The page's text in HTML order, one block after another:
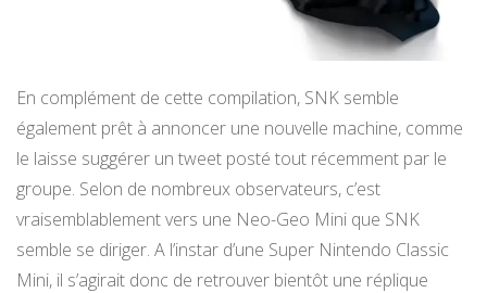
En complément de cette compilation, SNK semble
également prêt à annoncer une nouvelle machine, comme
le laisse suggérer un tweet posté tout récemment par le
groupe. Selon de nombreux observateurs, c’est
vraisemblablement vers une Neo-Geo Mini que SNK
semble se diriger. A l’instar d’une Super Nintendo Classic
Mini, il s’agirait donc de retrouver bientôt une réplique